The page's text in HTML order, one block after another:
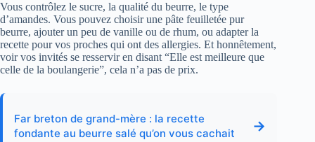
Vous contrôlez le sucre, la qualité du beurre, le type
d’amandes. Vous pouvez choisir une pâte feuilletée pur
beurre, ajouter un peu de vanille ou de rhum, ou adapter la
recette pour vos proches qui ont des allergies. Et honnêtement,
voir vos invités se resservir en disant “Elle est meilleure que
celle de la boulangerie”, cela n’a pas de prix.
Far breton de grand-mère : la recette
fondante au beurre salé qu’on vous cachait
→